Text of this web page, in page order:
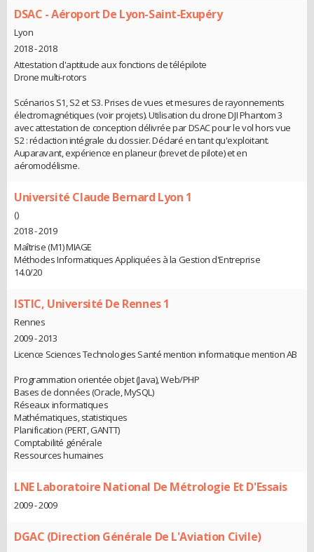
DSAC - Aéroport De Lyon-Saint-Exupéry
Lyon
2018 - 2018
Attestation d'aptitude aux fonctions de télépilote
Drone multi-rotors
Scénarios S1, S2 et S3. Prises de vues et mesures de rayonnements
électromagnétiques (voir projets). Utilisation du drone DJI Phantom 3
avec attestation de conception délivrée par DSAC pour le vol hors vue
S2 : rédaction intégrale du dossier. Déclaré en tant qu'exploitant.
Auparavant, expérience en planeur (brevet de pilote) et en
aéromodélisme.
Université Claude Bernard Lyon 1
()
2018 - 2019
Maîtrise (M1) MIAGE
Méthodes Informatiques Appliquées à la Gestion d'Entreprise
14.0/20
ISTIC, Université De Rennes 1
Rennes
2009 - 2013
Licence Sciences Technologies Santé mention informatique mention AB
Programmation orientée objet (Java), Web/PHP
Bases de données (Oracle, MySQL)
Réseaux informatiques
Mathématiques, statistiques
Planification (PERT, GANTT)
Comptabilité générale
Ressources humaines
LNE Laboratoire National De Métrologie Et D'Essais
2009 - 2009
DGAC (Direction Générale De L'Aviation Civile)